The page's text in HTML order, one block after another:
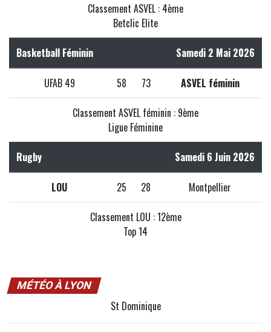
Classement ASVEL : 4ème
Betclic Elite
Basketball Féminin Samedi 2 Mai 2026
UFAB 49 58 73 ASVEL féminin
Classement ASVEL féminin : 9ème
Ligue Féminine
Rugby Samedi 6 Juin 2026
LOU 25 28 Montpellier
Classement LOU : 12ème
Top 14
MÉTÉO À LYON
St Dominique